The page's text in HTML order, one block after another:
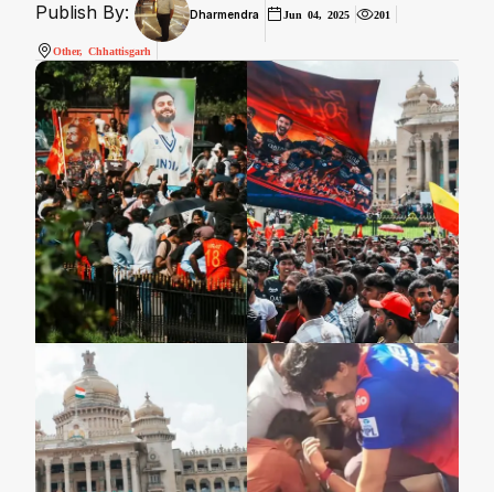
Publish By: Dharmendra Jun 04, 2025 201
Other, Chhattisgarh